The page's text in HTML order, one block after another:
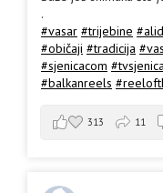
.
#vasar #trijebine
#običaji #tradicija
#sjenicacom #tvsjenica
#balkanreels
313 11